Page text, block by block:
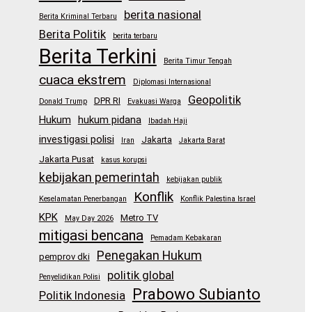
Berita Kriminal Terbaru
berita nasional
Berita Politik
berita terbaru
Berita Terkini Berita Timur Tengah
cuaca ekstrem Diplomasi Internasional
Donald Trump DPR RI Evakuasi Warga Geopolitik
Hukum hukum pidana Ibadah Haji
investigasi polisi Iran Jakarta Jakarta Barat
Jakarta Pusat kasus korupsi
kebijakan pemerintah kebijakan publik
Keselamatan Penerbangan Konflik Konflik Palestina Israel
KPK May Day 2026 Metro TV
mitigasi bencana Pemadam Kebakaran
pemprov dki Penegakan Hukum
Penyelidikan Polisi
politik global
Politik Indonesia
Prabowo Subianto